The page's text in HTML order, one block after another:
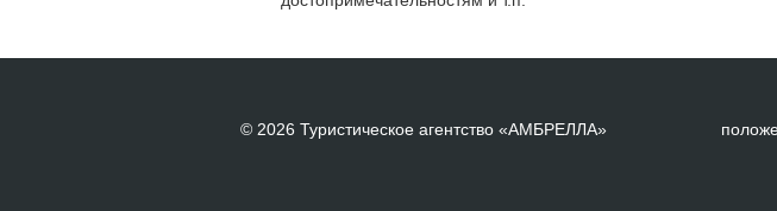
© 2026 Туристическое агентство «АМБРЕЛЛА»